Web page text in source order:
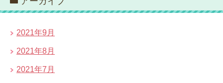
2021年9月
2021年8月
2021年7月